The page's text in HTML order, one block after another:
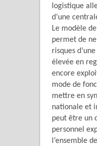
logistique
d’une
Le modèle
permet de
risques
élevée en
encore
mode de
mettre en
nationale et
peut être un
personnel
l’ensemble